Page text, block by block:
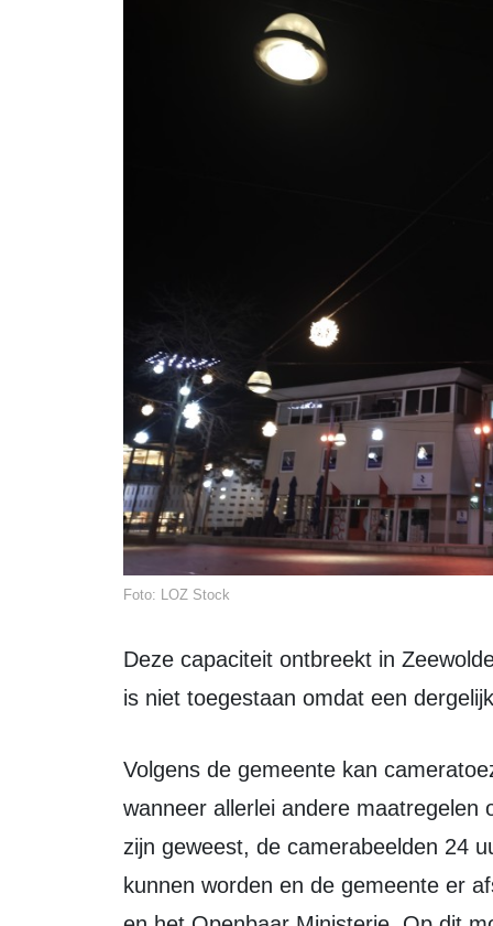
Foto: LOZ Stock
Deze capaciteit ontbreekt in Zeewolde, en ook monitoring door een externe partij
is niet toegestaan omdat een
Volgens de gemeente kan cameratoezicht in het centrum alleen ingezet worden
wanneer allerlei andere maatregelen
zijn geweest, de camerabeelden 24
kunnen worden en de gemeente er